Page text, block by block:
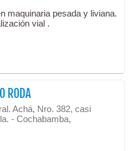
maquinaria pesada y liviana.
vial .
RODA
Achá, Nro. 382, casi
- Cochabamba,